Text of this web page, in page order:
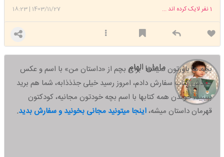
1403/11/27
|
18:23 1نفر لایک کرده اند ...
مامان الهام
بچه ها باورتون نمیشه! برای بچم از «داستان من» با اسم و عکس
خودش کتاب سفارش دادم، امروز رسید خیلی جذذذابه، شما هم برید
ببینید،خوندن همه کتابها با اسم بچه خودتون مجانیه، کودکتون
قهرمان داستان میشه،اینجا میتونید مجانی بخونید و سفارش بدید.